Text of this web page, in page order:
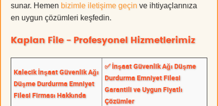
sunar. Hemen bizimle iletişime geçin ve ihtiyaçlarınıza
en uygun çözümleri keşfedin.
Kaplan File - Profesyonel Hizmetlerimiz
Kalecik İnşaat Güvenlik Ağı
Düşme Durdurma Emniyet
Filesi Firması Hakkında
✅ İnşaat Güvenlik Ağı Düşme
Durdurma Emniyet Filesi
Garantili ve Uygun Fiyatlı
Çözümler